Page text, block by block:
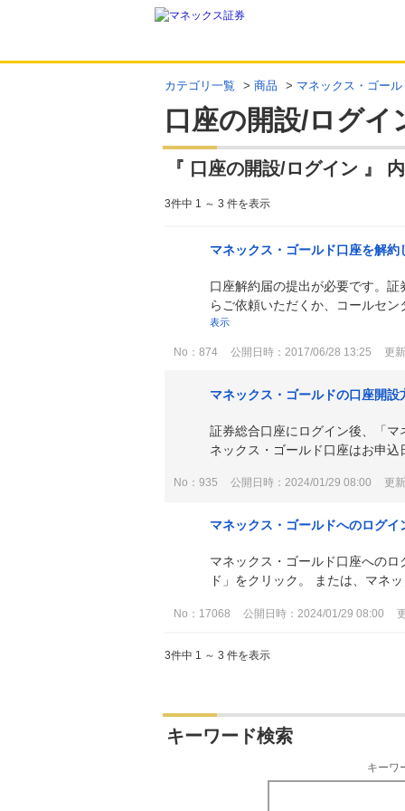
カテゴリ一覧 > 商品 > マネックス・ゴール
口座の開設/ログイ
『 口座の開設/ログイン 』
3件中 1 ～ 3 件を表示
マネックス・ゴールド口座を解
口座解約届の提出が必要です。
らご依頼いただくか、コールセ
表示
No：874 公開日時：2017/06/28 13:25 更
マネックス・ゴールドの口座開
証券総合口座にログイン後、「
ネックス・ゴールド口座はお申
No：935 公開日時：2024/01/29 08:00 更
マネックス・ゴールドへのログ
マネックス・ゴールド口座への
ド」をクリック。 または、マネ
No：17068 公開日時：2024/01/29 08:00
3件中 1 ～ 3 件を表示
キーワード検索
キーワ